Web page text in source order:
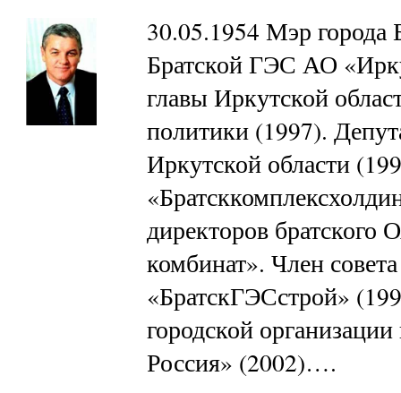
30.05.1954 Мэр города
Братской ГЭС АО
главы Иркутской
политики (1997).
Иркутской области
директоров
комбинат». Член
«БратскГЭСстрой»
городской
Россия» (2002)….